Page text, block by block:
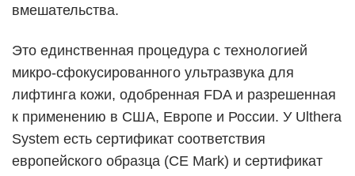
вмешательства.
Это единственная процедура с технологией
микро-сфокусированного ультразвука для
лифтинга кожи, одобренная FDA и разрешенная
к применению в США, Европе и России. У Ulthera
System есть сертификат соответствия
европейского образца (CE Mark) и сертификат